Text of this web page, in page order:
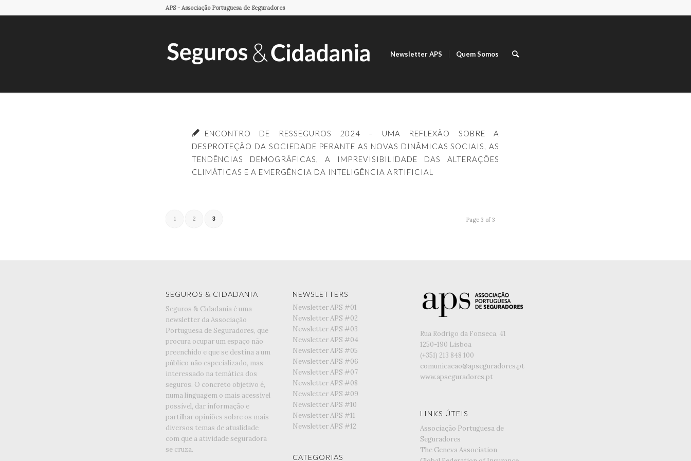
APS - Associação Portuguesa de Seguradores
Newsletter APS Quem Somos
ENCONTRO DE RESSEGUROS 2024 – UMA REFLEXÃO SOBRE A
DESPROTEÇÃO DA SOCIEDADE PERANTE AS NOVAS DINÂMICAS SOCIAIS, AS
TENDÊNCIAS DEMOGRÁFICAS, A IMPREVISIBILIDADE DAS ALTERAÇÕES
CLIMÁTICAS E A EMERGÊNCIA DA INTELIGÊNCIA ARTIFICIAL
Page 3 of 3
1 2 3
SEGUROS & CIDADANIA
Seguros & Cidadania é uma
newsletter da Associação
Portuguesa de Seguradores, que
procura ocupar um espaço não
preenchido e que se destina a um
público não especializado, mas
interessado na temática dos
seguros. O concreto objetivo é,
numa linguagem o mais acessível
possível, dar informação e
partilhar opiniões sobre os mais
diversos temas de atualidade
com que a atividade seguradora
se cruza.
NEWSLETTERS
Newsletter APS #01
Newsletter APS #02
Newsletter APS #03
Newsletter APS #04
Newsletter APS #05
Newsletter APS #06
Newsletter APS #07
Newsletter APS #08
Newsletter APS #09
Newsletter APS #10
Newsletter APS #11
Newsletter APS #12
CATEGORIAS
Rua Rodrigo da Fonseca, 41
1250-190 Lisboa
(+351) ‭213 848 100
comunicacao@apseguradores.pt
www.apseguradores.pt
LINKS ÚTEIS
Associação Portuguesa de
Seguradores
The Geneva Association